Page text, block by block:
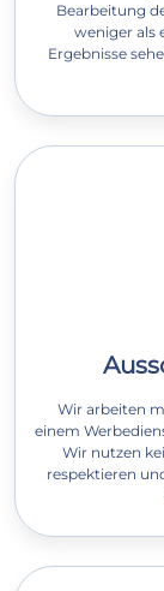
Bearbeitung
weniger als
Ergebnisse
Wir arbeiten
einem
Wir nutzen
respektieren